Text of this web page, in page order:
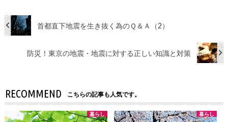
首都直下地震を生き抜く為のＱ＆Ａ（2）
防災！東京の地震・地震に対する正しい知識と対策
RECOMMEND こちらの記事も人気です。
暮らし 暮らし